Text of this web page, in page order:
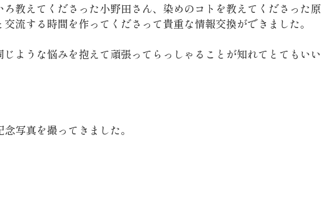
教えてくださった小野田さん、染めのコトを教えてくださった原
流する時間を作ってくださって貴重な情報交換ができました。
ような悩みを抱えて頑張ってらっしゃることが知れてとてもいい
写真を撮ってきました。